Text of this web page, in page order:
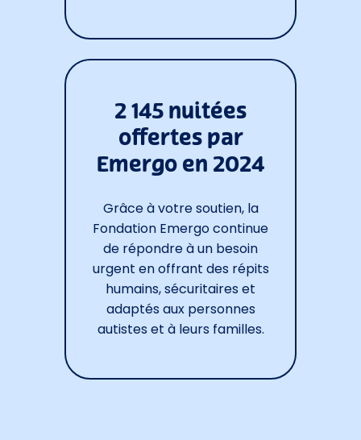
2 145 nuitées
offertes par
Emergo en 2024
Grâce à votre soutien, la
Fondation Emergo continue
de répondre à un besoin
urgent en offrant des répits
humains, sécuritaires et
adaptés aux personnes
autistes et à leurs familles.